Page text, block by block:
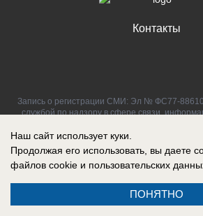
Контакты
Запись о регистрации СМИ: Эл № ФС77-
службой по надзору в сфере связи,
Наш сайт использует куки.
Продолжая его использовать, вы даете
файлов cookie и пользовательских
ПОНЯТНО